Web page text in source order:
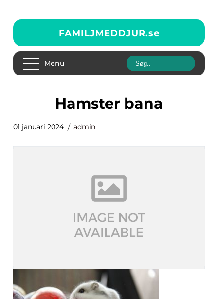
FAMILJMEDDJUR.se
Menu
hamster bana
01 januari 2024 admin